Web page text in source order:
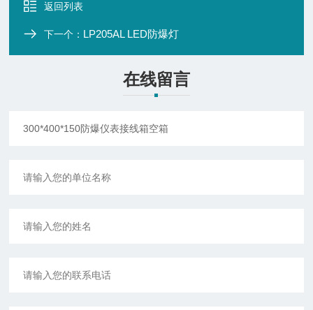
返回列表
下一个： LP205AL LED防爆灯
在线留言